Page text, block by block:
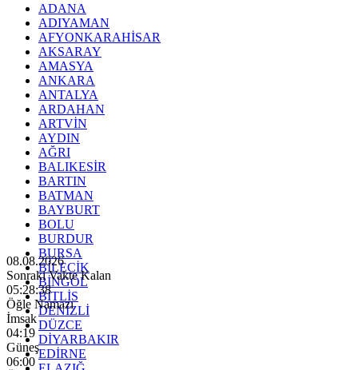
ADANA
ADIYAMAN
AFYONKARAHİSAR
AKSARAY
AMASYA
ANKARA
ANTALYA
ARDAHAN
ARTVİN
AYDIN
AĞRI
BALIKESİR
BARTIN
BATMAN
BAYBURT
BOLU
BURDUR
BURSA
BİLECİK
BİNGÖL
BİTLİS
DENİZLİ
DÜZCE
DİYARBAKIR
EDİRNE
08.08.2026
Sonraki Vakte Kalan
05:28:36
Öğle Namazı
İmsak
04:19
Güneş
06:00